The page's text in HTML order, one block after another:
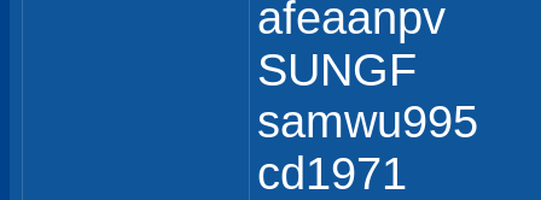
afeaanpv
SUNGF
samwu995
cd1971